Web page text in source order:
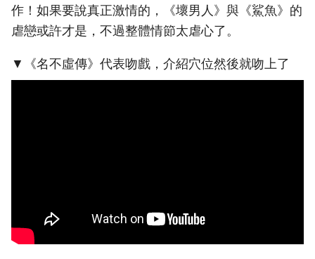
作！如果要說真正激情的，《壞男人》與《鯊魚》的
虐戀或許才是，不過整體情節太虐心了。
▼《名不虛傳》代表吻戲，介紹穴位然後就吻上了